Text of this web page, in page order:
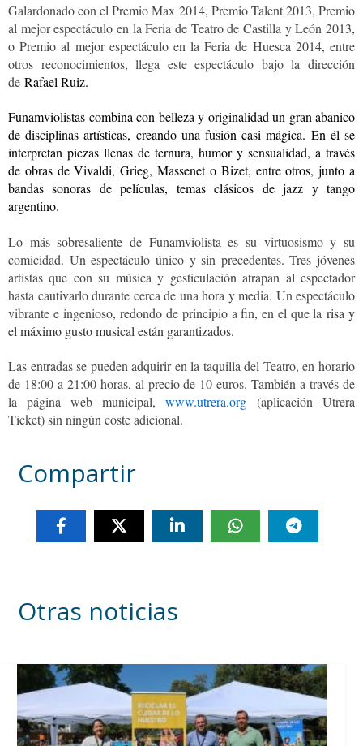
Galardonado con el Premio Max 2014, Premio Talent 2013, Premio
al mejor espectáculo en la Feria de Teatro de Castilla y León 2013,
o Premio al mejor espectáculo en la Feria de Huesca 2014, entre
otros reconocimientos, llega este espectáculo bajo la dirección
de Rafael Ruiz.
Funamviolistas combina con belleza y originalidad un gran abanico
de disciplinas artísticas, creando una fusión casi mágica. En él se
interpretan piezas llenas de ternura, humor y sensualidad, a través
de obras de Vivaldi, Grieg, Massenet o Bizet, entre otros, junto a
bandas sonoras de películas, temas clásicos de jazz y tango
argentino.
Lo más sobresaliente de Funamviolista es su virtuosismo y su
comicidad. Un espectáculo único y sin precedentes. Tres jóvenes
artistas que con su música y gesticulación atrapan al espectador
hasta cautivarlo durante cerca de una hora y media. Un espectáculo
vibrante e ingenioso, redondo de principio a fin, en el que la risa y
el máximo gusto musical están garantizados.
Las entradas se pueden adquirir en la taquilla del Teatro, en horario
de 18:00 a 21:00 horas, al precio de 10 euros. También a través de
la página web municipal,www.utrera.org (aplicación Utrera
Ticket) sin ningún coste adicional.
Compartir
Otras noticias